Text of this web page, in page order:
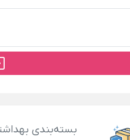
بسته‌بندی